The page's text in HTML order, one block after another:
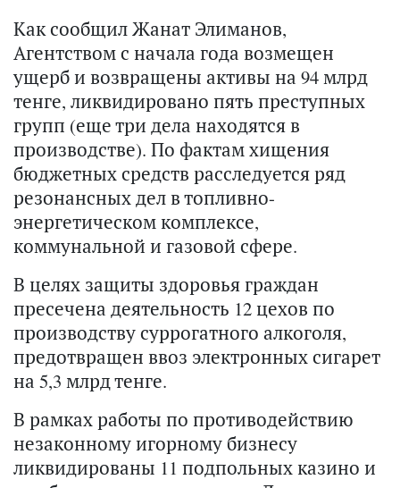
Как сообщил Жанат Элиманов,
Агентством с начала года возмещен
ущерб и возвращены активы на 94 млрд
тенге, ликвидировано пять преступных
групп (еще три дела находятся в
производстве). По фактам хищения
бюджетных средств расследуется ряд
резонансных дел в топливно-
энергетическом комплексе,
коммунальной и газовой сфере.
В целях защиты здоровья граждан
пресечена деятельность 12 цехов по
производству суррогатного алкоголя,
предотвращен ввоз электронных сигарет
на 5,3 млрд тенге.
В рамках работы по противодействию
незаконному игорному бизнесу
ликвидированы 11 подпольных казино и